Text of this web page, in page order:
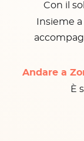
Con il
Insieme
Andare a
È